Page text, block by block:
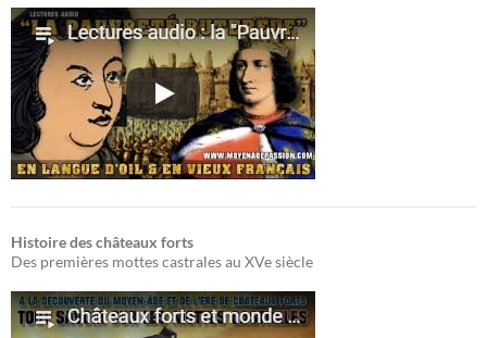
Histoire des châteaux forts
Des premières mottes castrales au XVe siècle